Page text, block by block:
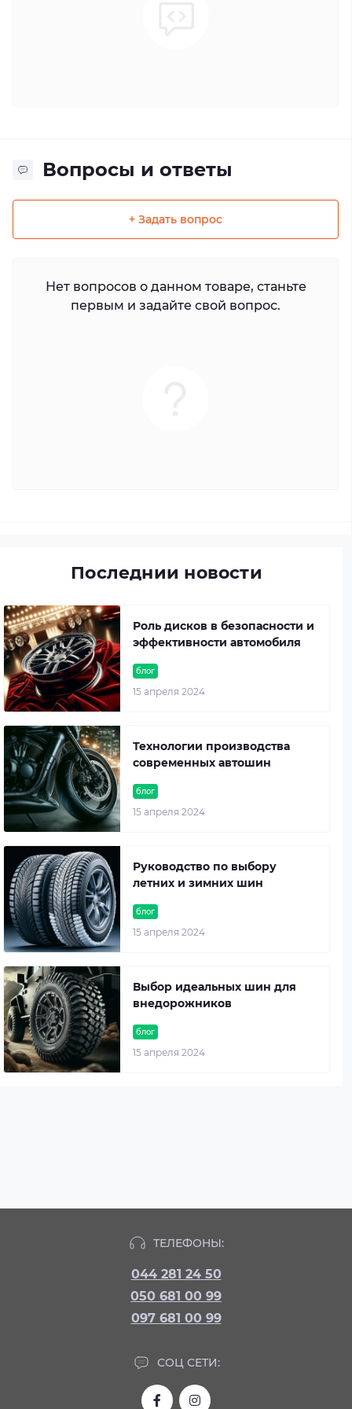
Вопросы и ответы
+ Задать вопрос
Нет вопросов о данном товаре, станьте
первым и задайте свой вопрос.
Последнии новости
блог
15 апреля 2024
Роль дисков в безопасности и
эффективности автомобиля
блог
15 апреля 2024
Технологии производства
современных автошин
блог
15 апреля 2024
Руководство по выбору
летних и зимних шин
блог
15 апреля 2024
Выбор идеальных шин для
внедорожников
ТЕЛЕФОНЫ:
044 281 24 50
050 681 00 99
097 681 00 99
СОЦ СЕТИ: